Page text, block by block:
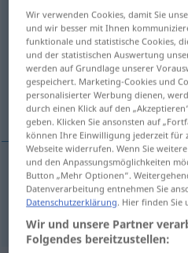
besiegenv/t < ohnege>
Übersicht aller
(Für mehr Details die
vencer
vencer besiegen a. FIG
Wir verwenden Cookies, damit Sie
und wir besser mit Ihnen
funktionale und statistische Cookies,
und der statistischen Auswertung
werden auf Grundlage unserer
gespeichert. Marketing-Cookies und
personalisierter Werbung dienen,
durch einen Klick auf den
geben. Klicken Sie ansonsten auf
können Ihre Einwilligung jederzeit für
Webseite widerrufen. Wenn Sie
und den Anpassungsmöglichkeiten
Button „Mehr Optionen“.
Datenverarbeitung entnehmen Sie
Datenschutzerklärung. Hier finden Sie
Wir und unsere Partner
Folgendes bereitzustellen: